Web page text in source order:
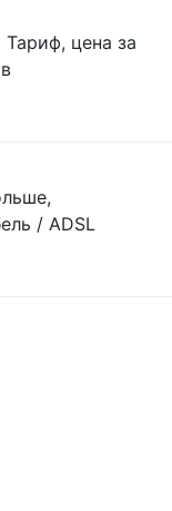
цена за
/ ADSL